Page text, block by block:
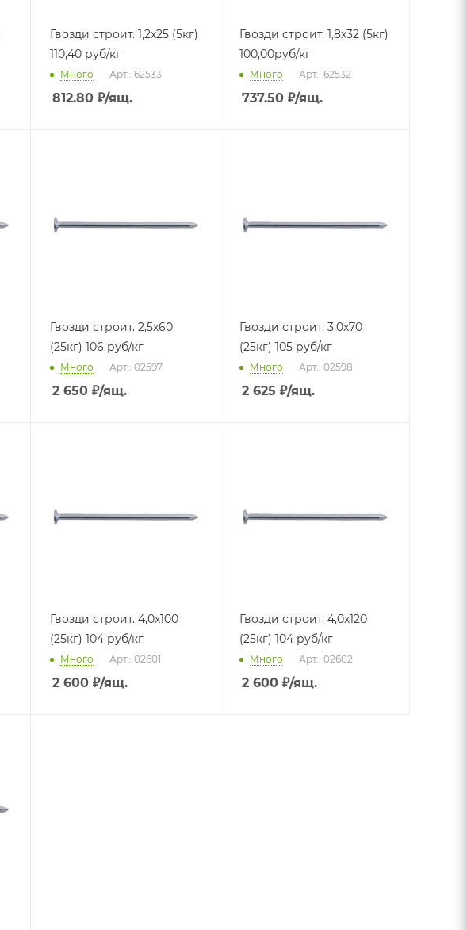
Гвозди строит. 1,2х25 (5кг)
110,40 руб/кг
Много Арт.: 62533
812.80₽/ящ.
Гвозди строит. 1,8х32 (5кг)
100,00руб/кг
Много Арт.: 62532
737.50₽/ящ.
Гвозди строит. 2,5х60
(25кг) 106 руб/кг
Много Арт.: 02597
2 650₽/ящ.
Гвозди строит. 3,0х70
(25кг) 105 руб/кг
Много Арт.: 02598
2 625 ₽/ящ.
Гвозди строит. 4,0х100
(25кг) 104 руб/кг
Много Арт.: 02601
2 600₽/ящ.
Гвозди строит. 4,0х120
(25кг) 104 руб/кг
Много Арт.: 02602
2 600₽/ящ.